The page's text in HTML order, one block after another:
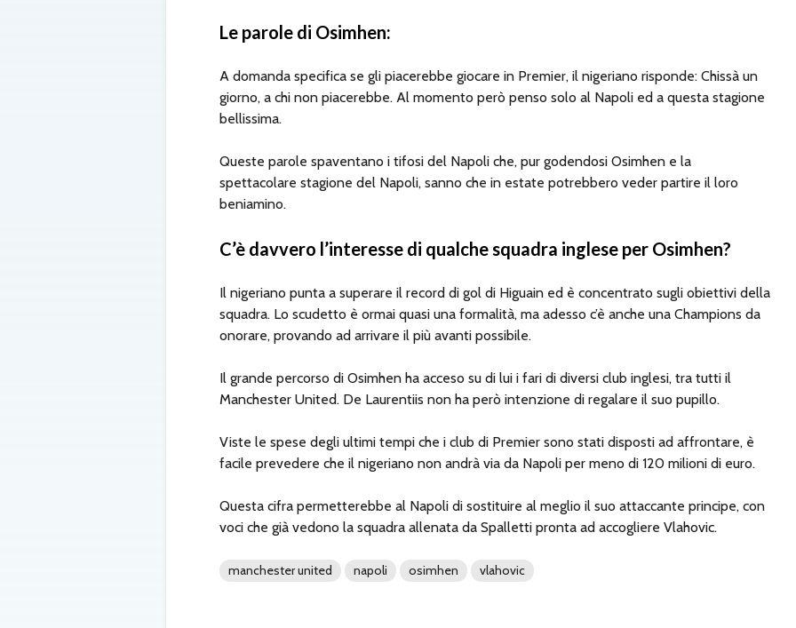
Le parole di Osimhen:
A domanda specifica se gli piacerebbe giocare in Premier, il nigeriano risponde: Chissà un
giorno, a chi non piacerebbe. Al momento però penso solo al Napoli ed a questa stagione
bellissima.
Queste parole spaventano i tifosi del Napoli che, pur godendosi Osimhen e la
spettacolare stagione del Napoli, sanno che in estate potrebbero veder partire il loro
beniamino.
C’è davvero l’interesse di qualche squadra inglese per Osimhen?
Il nigeriano punta a superare il record di gol di Higuain ed è concentrato sugli obiettivi della
squadra. Lo scudetto è ormai quasi una formalità, ma adesso c’è anche una Champions da
onorare, provando ad arrivare il più avanti possibile.
Il grande percorso di Osimhen ha acceso su di lui i fari di diversi club inglesi, tra tutti il
Manchester United. De Laurentiis non ha però intenzione di regalare il suo pupillo.
Viste le spese degli ultimi tempi che i club di Premier sono stati disposti ad affrontare, è
facile prevedere che il nigeriano non andrà via da Napoli per meno di 120 milioni di euro.
Questa cifra permetterebbe al Napoli di sostituire al meglio il suo attaccante principe, con
voci che già vedono la squadra allenata da Spalletti pronta ad accogliere Vlahovic.
manchester united napoli osimhen vlahovic